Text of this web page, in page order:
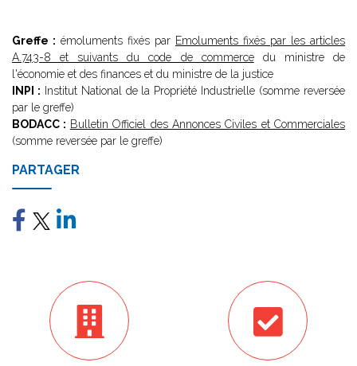
Greffe : émoluments fixés par Emoluments fixés par les articles
A.743-8 et suivants du code de commercedu ministre de
l'économie et des finances et du ministre de la justice
INPI : Institut National de la Propriété Industrielle (somme reversée
par le greffe)
BODACC : Bulletin Officiel des Annonces Civiles et Commerciales
(somme reversée par le greffe)
PARTAGER